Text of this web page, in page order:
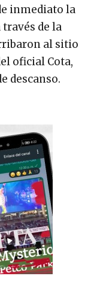
inmediato la
de la
al sitio
oficial Cota,
descanso.